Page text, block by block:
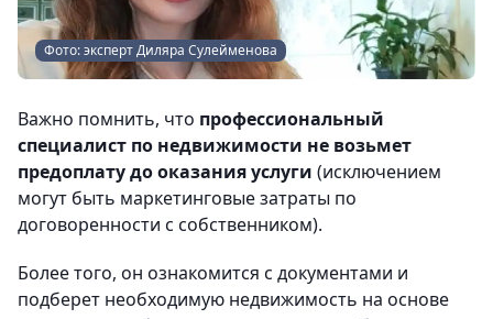
Фото: эксперт Диляра Сулейменова
Важно помнить, что профессиональный
специалист по недвижимости не возьмет
предоплатудо оказания услуги (исключением
могут быть маркетинговые затраты по
договоренности с собственником).
Более того, он ознакомится с документами и
подберет необходимую недвижимость на основе